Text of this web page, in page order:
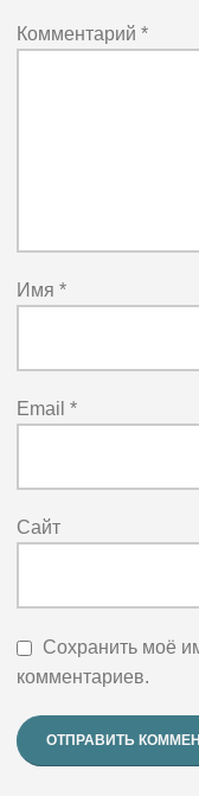
Комментарий *
Имя *
Email *
Сайт
Сохранить моё
комментариев.